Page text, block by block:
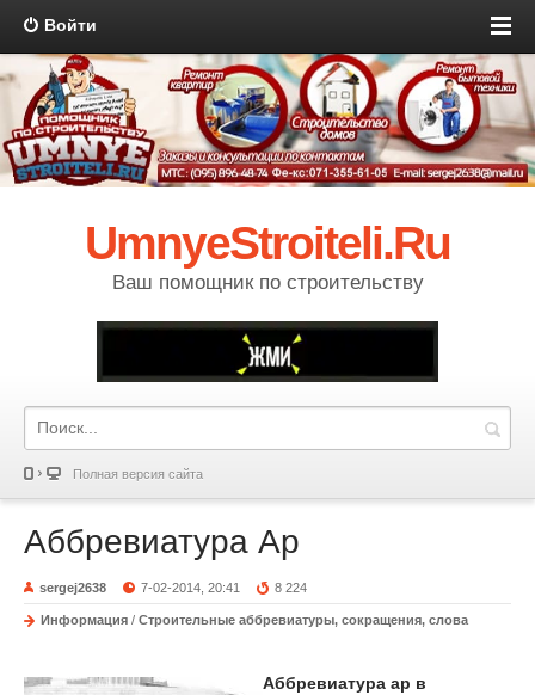
Войти
UmnyeStroiteli.Ru
Ваш помощник по строительству
Полная версия сайта
Аббревиатура Ар
sergej2638 7-02-2014, 20:41 8 224
Информация / Строительные аббревиатуры, сокращения, слова
Аббревиатура ар в